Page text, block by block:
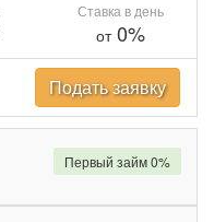
Ставка в день
от0%
Подать заявку
Первый займ 0%